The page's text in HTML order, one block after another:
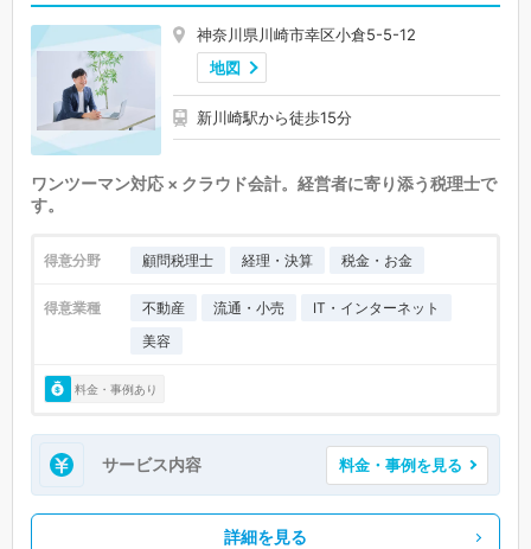
神奈川県川崎市幸区小倉5-5-12
地図
新川崎駅から徒歩15分
ワンツーマン対応 × クラウド会計。経営者に寄り添う税理士で
す。
得意分野 顧問税理士 経理・決算 税金・お金
得意業種 不動産 流通・小売
IT・インターネット
美容
料金・事例あり
サービス内容 料金・事例を見る
詳細を見る